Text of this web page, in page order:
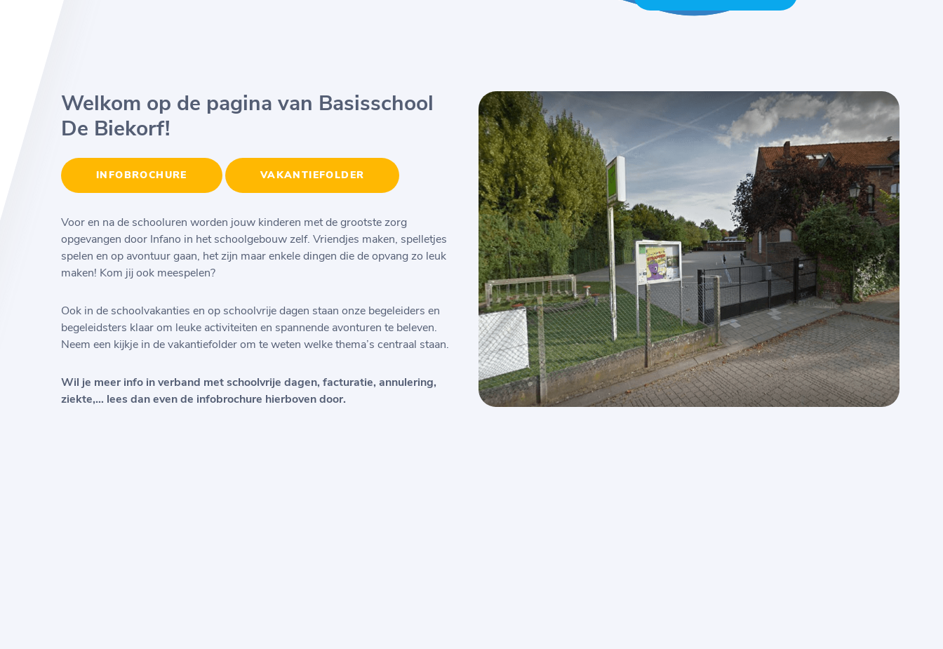
Welkom op de pagina van Basisschool
De Biekorf!
INFOBROCHURE VAKANTIEFOLDER
Voor en na de schooluren worden jouw kinderen met de grootste zorg
opgevangen door Infano in het schoolgebouw zelf. Vriendjes maken, spelletjes
spelen en op avontuur gaan, het zijn maar enkele dingen die de opvang zo leuk
maken! Kom jij ook meespelen?
Ook in de schoolvakanties en op schoolvrije dagen staan onze begeleiders en
begeleidsters klaar om leuke activiteiten en spannende avonturen te beleven.
Neem een kijkje in de vakantiefolder om te weten welke thema’s centraal staan.
Wil je meer info in verband met schoolvrije dagen, facturatie, annulering,
ziekte,… lees dan even de infobrochure hierboven door.